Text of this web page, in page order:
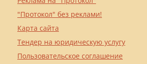
"Протокол" без реклами!
Карта сайта
Тендер на юридическую услугу
Пользовательское соглашение